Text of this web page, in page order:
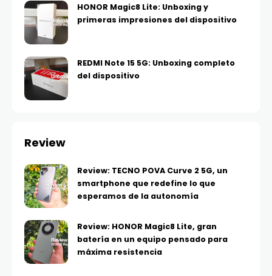
HONOR Magic8 Lite: Unboxing y
primeras impresiones del dispositivo
REDMI Note 15 5G: Unboxing completo
del dispositivo
Review
Review: TECNO POVA Curve 2 5G, un
smartphone que redefine lo que
esperamos de la autonomía
Review: HONOR Magic8 Lite, gran
batería en un equipo pensado para
máxima resistencia